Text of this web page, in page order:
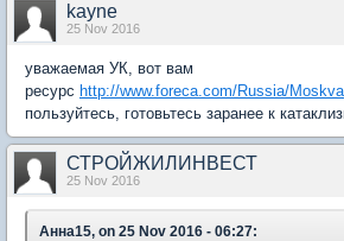
kayne
25 Nov 2016
уважаемая УК, вот вам
ресурс http://www.foreca.com/Russia/Moskva
пользуйтесь, готовьтесь заранее к
СТРОЙЖИЛИНВЕСТ
25 Nov 2016
Анна15, on 25 Nov 2016 - 06:27: